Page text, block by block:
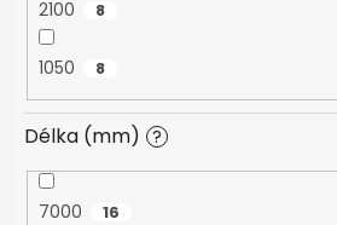
2100 8
1050 8
Délka (mm) ?
7000 16